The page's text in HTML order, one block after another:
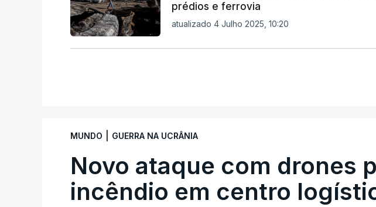
prédios e ferrovia
atualizado 4 Julho 2025, 10:20
MUNDO GUERRA NA UCRÂNIA
Novo ataque com drones
incêndio em centro